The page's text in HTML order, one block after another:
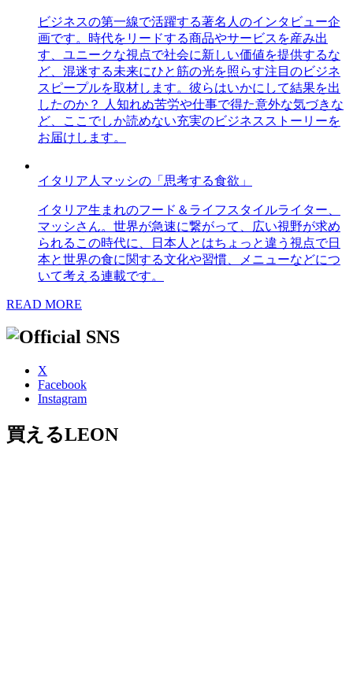
ビジネスの第一線で活躍する著名人のインタビュー企
画です。時代をリードする商品やサービスを産み出
す、ユニークな視点で社会に新しい価値を提供するな
ど、混迷する未来にひと筋の光を照らす注目のビジネ
スピープルを取材します。彼らはいかにして結果を出
したのか？ 人知れぬ苦労や仕事で得た意外な気づきな
ど、ここでしか読めない充実のビジネスストーリーを
お届けします。
イタリア人マッシの「思考する食欲」
イタリア生まれのフード＆ライフスタイルライター、
マッシさん。世界が急速に繋がって、広い視野が求め
られるこの時代に、日本人とはちょっと違う視点で日
本と世界の食に関する文化や習慣、メニューなどにつ
いて考える連載です。
READ MORE
X
Facebook
Instagram
買えるLEON